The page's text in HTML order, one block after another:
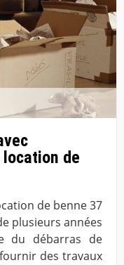
location de
de benne 37
plusieurs années
du débarras de
des travaux